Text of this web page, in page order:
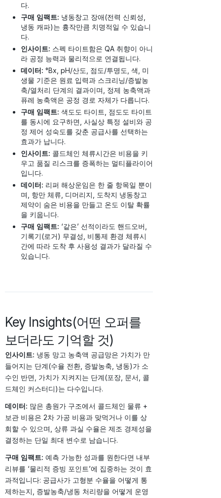
다.
구매 임팩트: 냉동창고 장애(전력 신뢰성,
냉동 캐파)는 흉작만큼 치명적일 수 있습니
다.
인사이트: 스펙 타이트함은 QA 취향이 아니
라 공정 능력과 물리적으로 연결됩니다.
데이터: °Bx, pH/산도, 점도/투명도, 색, 미
생물 기준은 원료 입력과 스크리닝/증발농
축/열처리 단계의 결과이며, 정제 농축액과
퓨레 농축액은 공정 경로 자체가 다릅니다.
구매 임팩트: 색도도 타이트, 점도도 타이트
를 동시에 요구하면, 사실상 특정 설비와 공
정 제어 성숙도를 갖춘 공급사를 선택하는
효과가 납니다.
인사이트: 콜드체인 체류시간은 비용을 키
우고 품질 리스크를 증폭하는 멀티플라이어
입니다.
데이터: 리퍼 해상운임은 한 줄 항목일 뿐이
며, 항만 체류, 디머리지, 도착지 냉동창고
제약이 숨은 비용을 만들고 온도 이탈 확률
을 키웁니다.
구매 임팩트: ‘같은’ 선적이라도 핸드오버,
기록기(로거) 무결성, 비통제 환경 체류시
간에 따라 도착 후 사용성 결과가 달라질 수
있습니다.
Key Insights(어떤 오퍼를
보더라도 기억할 것)
인사이트: 냉동 망고 농축액 공급망은 가치가 만
들어지는 단계(수율 전환, 증발농축, 냉동)가 소
수인 반면, 가치가 지켜지는 단계(포장, 문서, 콜
드체인 커스터디)는 다수입니다.
데이터: 많은 총원가 구조에서 콜드체인 물류 +
보관 비용은 2차 가공 비용과 맞먹거나 이를 상
회할 수 있으며, 상류 과실 수율은 제조 경제성을
결정하는 단일 최대 변수로 남습니다.
구매 임팩트: 예측 가능한 성과를 원한다면 내부
리뷰를 ‘물리적 증빙 포인트’에 집중하는 것이 효
과적입니다: 공급사가 고형분 수율을 어떻게 통
제하는지, 증발농축/냉동 처리량을 어떻게 운영